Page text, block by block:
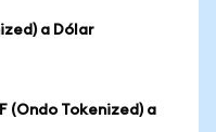
a Dólar
(Ondo Tokenized) a